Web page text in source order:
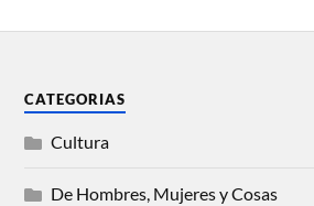
CATEGORIAS
Cultura
De Hombres, Mujeres y Cosas